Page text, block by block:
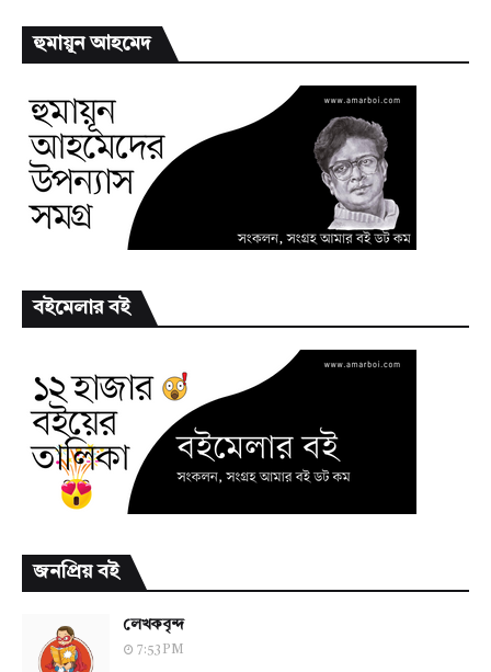
হুমায়ূন আহমেদ
বইমেলার বই
জনপ্রিয় বই
লেখকবৃন্দ
7:53 PM